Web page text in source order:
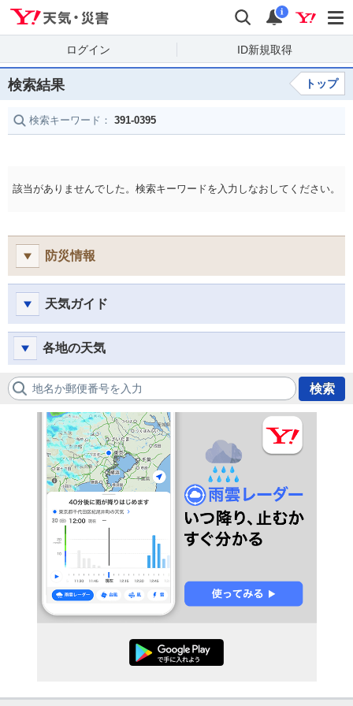
検索 通知
i
ログイン ID新規取得
検索結果 トップ
検索キーワード： 391-0395
該当がありませんでした。検索キーワードを入力しなおしてください。
防災情報
天気ガイド
各地の天気
地名か郵便番号を入力 検索